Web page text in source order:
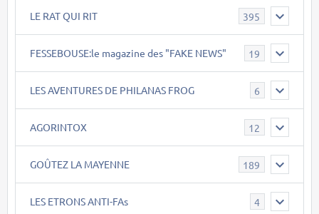
LE RAT QUI RIT 395
FESSEBOUSE:le magazine des "FAKE NEWS" 19
LES AVENTURES DE PHILANAS FROG 6
AGORINTOX 12
GOÛTEZ LA MAYENNE 189
LES ETRONS ANTI-FAs 4